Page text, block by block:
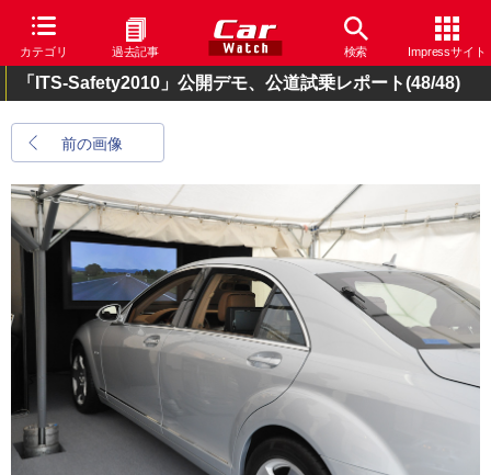
カテゴリ 過去記事 検索 Impressサイト
「ITS-Safety2010」公開デモ、公道試乗レポート(48/48)
前の画像